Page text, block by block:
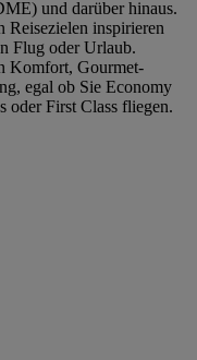
und darüber hinaus.
Reisezielen inspirieren
Flug oder Urlaub.
Komfort, Gourmet-
egal ob Sie Economy
oder First Class fliegen.